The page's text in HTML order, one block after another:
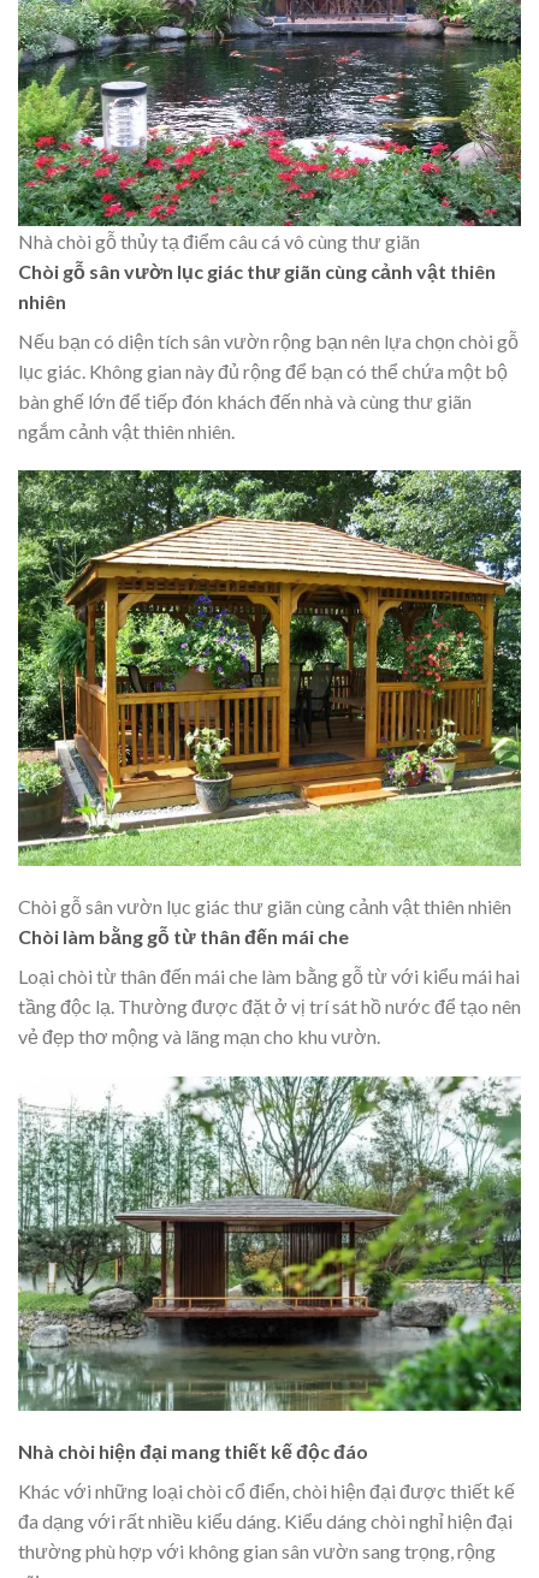
Nhà chòi gỗ thủy tạ điểm câu cá vô cùng thư giãn
Chòi gỗ sân vườn lục giác thư giãn cùng cảnh vật thiên
nhiên
Nếu bạn có diện tích sân vườn rộng bạn nên lựa chọn chòi gỗ
lục giác. Không gian này đủ rộng để bạn có thể chứa một bộ
bàn ghế lớn để tiếp đón khách đến nhà và cùng thư giãn
ngắm cảnh vật thiên nhiên.
Chòi gỗ sân vườn lục giác thư giãn cùng cảnh vật thiên nhiên
Chòi làm bằng gỗ từ thân đến mái che
Loại chòi từ thân đến mái che làm bằng gỗ từ với kiểu mái hai
tầng độc lạ. Thường được đặt ở vị trí sát hồ nước để tạo nên
vẻ đẹp thơ mộng và lãng mạn cho khu vườn.
Nhà chòi hiện đại mang thiết kế độc đáo
Khác với những loại chòi cổ điển, chòi hiện đại được thiết kế
đa dạng với rất nhiều kiểu dáng. Kiểu dáng chòi nghỉ hiện đại
thường phù hợp với không gian sân vườn sang trọng, rộng